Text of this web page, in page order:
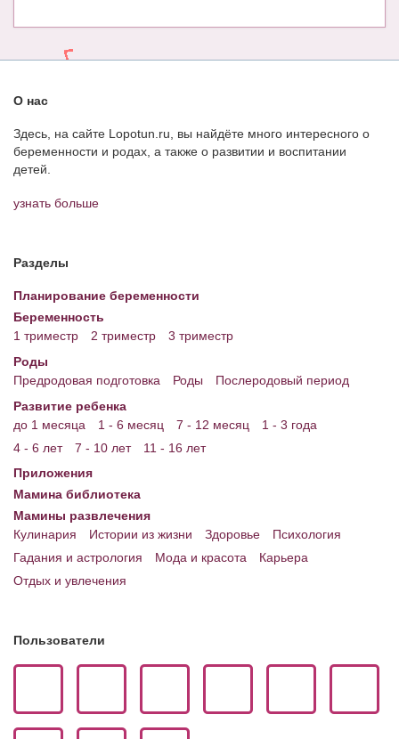
О нас
Здесь, на сайте Lopotun.ru, вы найдёте много интересного о
беременности и родах, а также о развитии и воспитании
детей.
узнать больше
Разделы
Планирование беременности
Беременность
1 триместр
2 триместр
3 триместр
Роды
Предродовая подготовка
Роды
Послеродовый период
Развитие ребенка
до 1 месяца
1 - 6 месяц 7 - 12 месяц
1 - 3 года
4 - 6 лет
7 - 10 лет
11 - 16 лет
Приложения
Мамина библиотека
Мамины развлечения
Кулинария
Истории из жизни Здоровье
Психология
Гадания и астрология
Мода и красота
Карьера
Отдых и увлечения
Пользователи